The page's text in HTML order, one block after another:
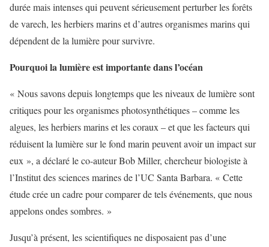
durée mais intenses qui peuvent sérieusement perturber les forêts
de varech, les herbiers marins et d’autres organismes marins qui
dépendent de la lumière pour survivre.
Pourquoi la lumière est importante dans l’océan
« Nous savons depuis longtemps que les niveaux de lumière sont
critiques pour les organismes photosynthétiques – comme les
algues, les herbiers marins et les coraux – et que les facteurs qui
réduisent la lumière sur le fond marin peuvent avoir un impact sur
eux », a déclaré le co-auteur Bob Miller, chercheur biologiste à
l’Institut des sciences marines de l’UC Santa Barbara. « Cette
étude crée un cadre pour comparer de tels événements, que nous
appelons ondes sombres. »
Jusqu’à présent, les scientifiques ne disposaient pas d’une